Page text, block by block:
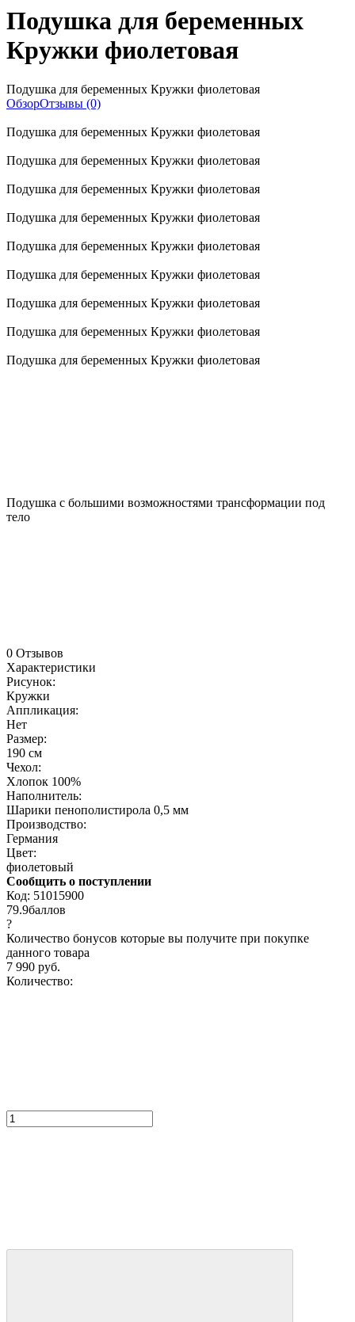
Подушка для беременных
Кружки фиолетовая
Подушка для беременных Кружки фиолетовая
ОбзорОтзывы (0)
Подушка для беременных Кружки фиолетовая
Подушка для беременных Кружки фиолетовая
Подушка для беременных Кружки фиолетовая
Подушка для беременных Кружки фиолетовая
Подушка для беременных Кружки фиолетовая
Подушка для беременных Кружки фиолетовая
Подушка для беременных Кружки фиолетовая
Подушка для беременных Кружки фиолетовая
Подушка для беременных Кружки фиолетовая
Подушка с большими возможностями трансформации под
тело
0 Отзывов
Характеристики
Рисунок:
Кружки
Аппликация:
Нет
Размер:
190 см
Чехол:
Хлопок 100%
Наполнитель:
Шарики пенополистирола 0,5 мм
Производство:
Германия
Цвет:
фиолетовый
Сообщить о поступлении
Код: 51015900
79.9баллов
?
Количество бонусов которые вы получите при покупке
данного товара
7 990 руб.
Количество: